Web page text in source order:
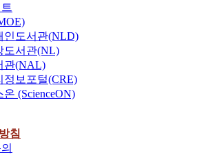
인도서관(NLD)
도서관(NL)
관(NAL)
정보포털(CRE)
(ScienceON)
침